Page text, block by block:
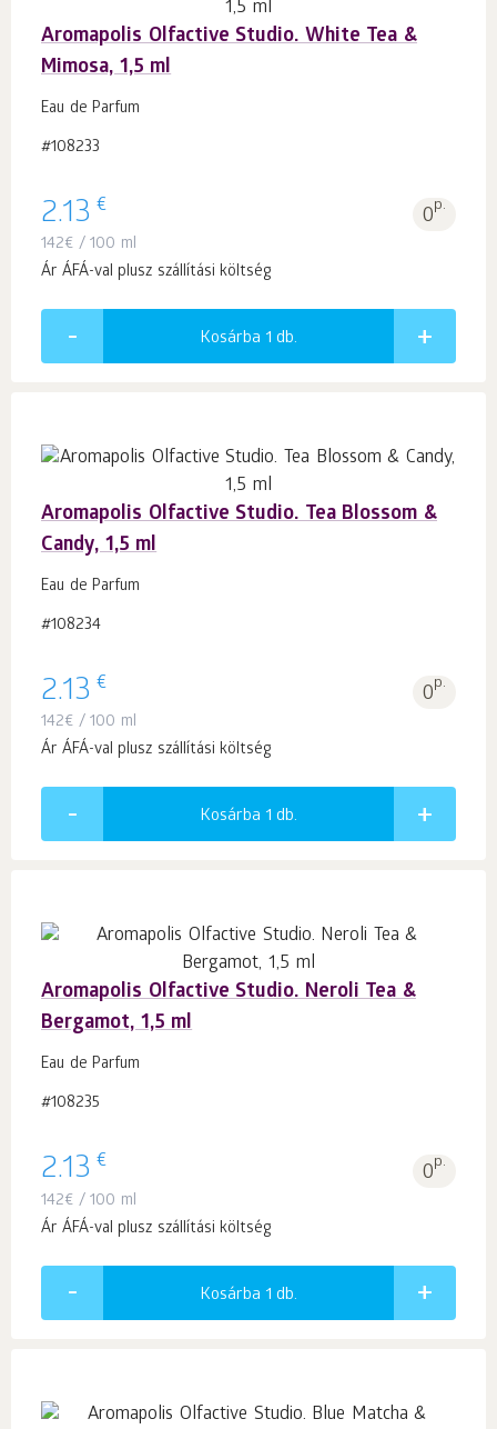
Aromapolis Olfactive Studio. White Tea &
Mimosa, 1,5 ml
Eau de Parfum
#108233
2.13 € 0p.
142€ / 100 ml
Ár ÁFÁ-val plusz szállítási költség
Kosárba 1 db.
Aromapolis Olfactive Studio. Tea Blossom &
Candy, 1,5 ml
Eau de Parfum
#108234
2.13 € 0p.
142€ / 100 ml
Ár ÁFÁ-val plusz szállítási költség
Kosárba 1 db.
Aromapolis Olfactive Studio. Neroli Tea &
Bergamot, 1,5 ml
Eau de Parfum
#108235
2.13 € 0p.
142€ / 100 ml
Ár ÁFÁ-val plusz szállítási költség
Kosárba 1 db.